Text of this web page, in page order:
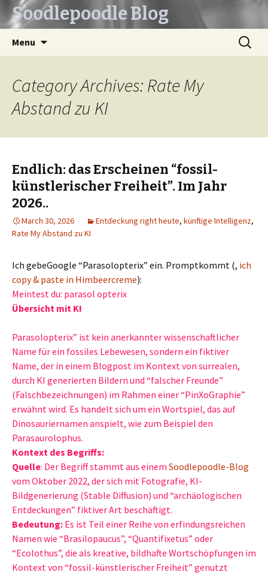
Soodlepoodle Blog
Menu
Search
for:
Category Archives: Rate My
Abstand zu KI
Endlich: das Erscheinen “fossil-
künstlerischer Freiheit”. Im Jahr
2026..
March 30, 2026 Entdeckung right heute, künftige Intelligenz,
Rate My Abstand zu KI
Ich gebeGoogle “Parasolopterix” ein. Promptkommt (, ich
copy & paste in Himbeercreme):
Meintest du: parasol opterix
Übersicht mit KI
Parasolopterix” ist kein anerkannter wissenschaftlicher
Name für ein fossiles Lebewesen, sondern ein fiktiver
Name, der in einem Blogpost im Kontext von surrealen,
durch KI generierten Bildern und “falscher Freunde”
(Falschbezeichnungen) im Rahmen einer “PinXoGraphie”
erwähnt wird. Es handelt sich um ein Wortspiel, das auf
Dinosauriernamen anspielt, wie zum Beispiel den
Parasaurolophus.
Kontext des Begriffs:
Quelle: Der Begriff stammt aus einem Soodlepoodle-Blog
vom Oktober 2022, der sich mit Fotografie, KI-
Bildgenerierung (Stable Diffusion) und “archäologischen
Entdeckungen” fiktiver Art beschäftigt.
Bedeutung: Es ist Teil einer Reihe von erfindungsreichen
Namen wie “Brasilopaucus”, “Quantifixetus” oder
“Ecolothus”, die als kreative, bildhafte Wortschöpfungen im
Kontext von “fossil-künstlerischer Freiheit” genutzt